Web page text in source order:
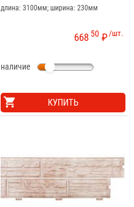
длина: 3100мм; ширина: 230мм
/шт.
668 50 ₽
наличие
КУПИТЬ